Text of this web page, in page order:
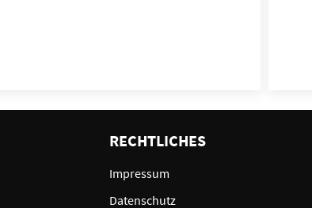
RECHTLICHES
Impressum
Datenschutz